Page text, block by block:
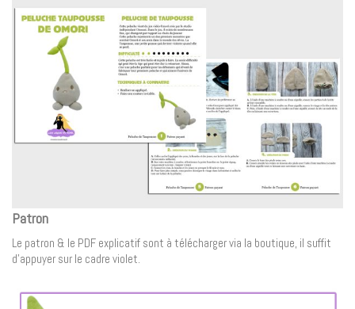
Patron
Le patron & le PDF explicatif sont à télécharger via la boutique, il suffit
d’appuyer sur le cadre violet.